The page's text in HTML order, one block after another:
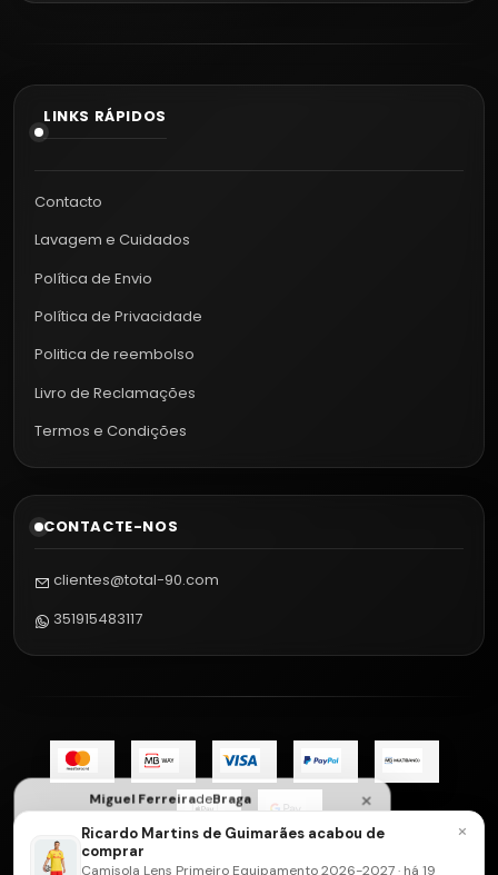
×
Miguel FerreiradeBraga
acabou de comprar
Camisola Lens Primeiro Equipamento
2026-2027
LINKS RÁPIDOS
Contacto
Lavagem e Cuidados
Política de Envio
Política de Privacidade
Politica de reembolso
Livro de Reclamações
Termos e Condições
CONTACTE-NOS
clientes@total-90.com
351915483117
×
Ricardo Martins de Guimarães acabou de
comprar
Camisola Lens Primeiro Equipamento 2026-2027 · há 19